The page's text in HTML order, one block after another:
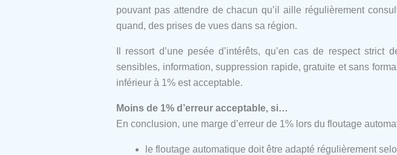
pouvant pas attendre de chacun qu’il aille régulièrement
quand, des prises de vues dans sa région.
Il ressort d’une pesée d’intérêts, qu’en cas de respect
sensibles, information, suppression rapide, gratuite et sans
inférieur à 1% est acceptable.
Moins de 1% d’erreur acceptable, si…
En conclusion, une marge d’erreur de 1% lors du floutage
le floutage automatique doit être adapté régulièrement